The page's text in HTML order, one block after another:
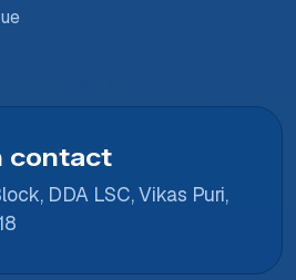
contact
DDA LSC, Vikas Puri,